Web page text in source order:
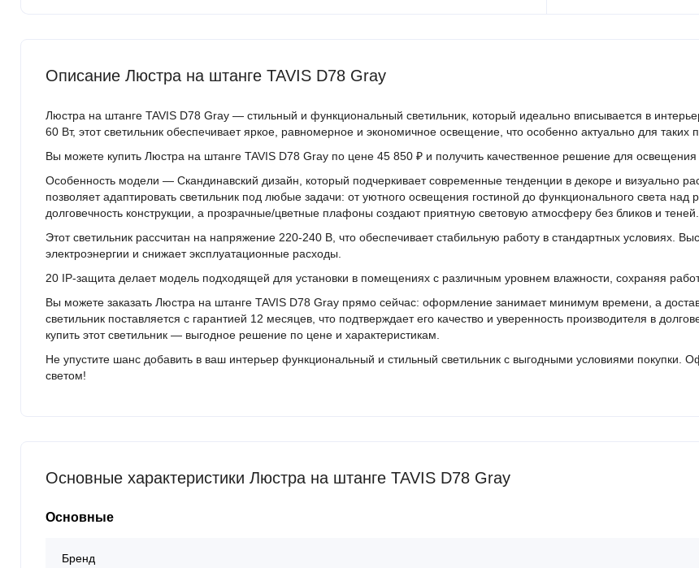
Описание Люстра на штанге TAVIS D78 Gray
Люстра на штанге TAVIS D78 Gray — стильный и функциональный светильник, который идеально вписывается в
60 Вт, этот светильник обеспечивает яркое, равномерное и экономичное освещение, что особенно актуально для
Вы можете купить Люстра на штанге TAVIS D78 Gray по цене 45 850 ₽ и получить качественное решение для освещения
Особенность модели — Скандинавский дизайн, который подчеркивает современные тенденции в декоре и визуально
позволяет адаптировать светильник под любые задачи: от уютного освещения гостиной до функционального света
долговечность конструкции, а прозрачные/цветные плафоны создают приятную световую атмосферу без бликов и теней.
Этот светильник рассчитан на напряжение 220-240 В, что обеспечивает стабильную работу в стандартных условиях.
электроэнергии и снижает эксплуатационные расходы.
20 IP‑защита делает модель подходящей для установки в помещениях с различным уровнем влажности, сохраняя
Вы можете заказать Люстра на штанге TAVIS D78 Gray прямо сейчас: оформление занимает минимум времени, а
светильник поставляется с гарантией 12 месяцев, что подтверждает его качество и уверенность производителя в
купить этот светильник — выгодное решение по цене и характеристикам.
Не упустите шанс добавить в ваш интерьер функциональный и стильный светильник с выгодными условиями покупки.
светом!
Основные характеристики Люстра на штанге TAVIS D78 Gray
Основные
Бренд